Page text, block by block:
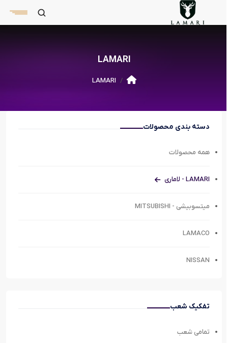
LAMARI
LAMARI
دسته بندی محصولات
همه محصولات
LAMARI - لاماری
میتسوبیشی - MITSUBISHI
LAMACO
NISSAN
تفکیک شعب
تمامی شعب